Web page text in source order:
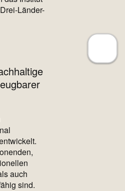
Länder-
auch
sind.